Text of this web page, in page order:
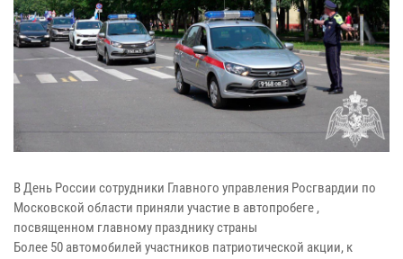
В День России сотрудники Главного управления Росгвардии по
Московской области приняли участие в автопробеге ,
посвященном главному празднику страны
Более 50 автомобилей участников патриотической акции, к